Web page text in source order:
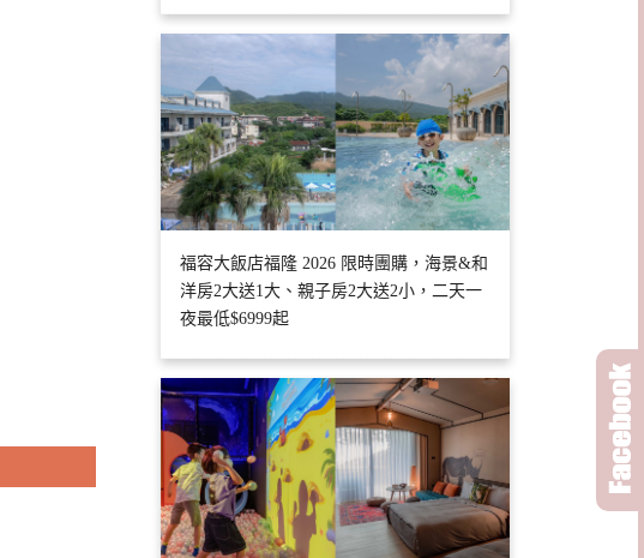
福容大飯店福隆 2026 限時團購，海景&和
洋房2大送1大、親子房2大送2小，二天一
夜最低$6999起